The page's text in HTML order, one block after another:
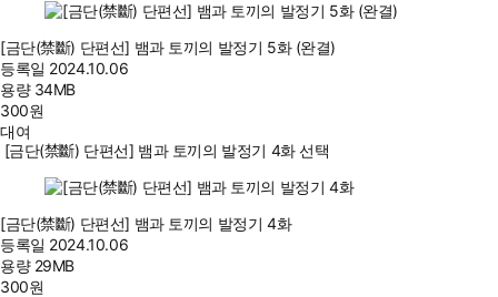
[금단(禁斷) 단편선] 뱀과 토끼의 발정기 5화 (완결)
등록일 2024.10.06
용량 34MB
300원
대여
[금단(禁斷) 단편선] 뱀과 토끼의 발정기 4화 선택
[금단(禁斷) 단편선] 뱀과 토끼의 발정기 4화
등록일 2024.10.06
용량 29MB
300원